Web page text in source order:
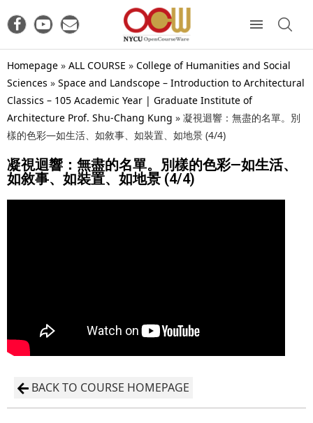
Homepage » ALL COURSE » College of Humanities and Social
Sciences » Space and Landscope – Introduction to Architectural
Classics – 105 Academic Year | Graduate Institute of
Architecture Prof. Shu-Chang Kung » 凝視迴響：無盡的名單。別
樣的色彩—如生活、如敘事、如裝置、如地景 (4/4)
凝視迴響：無盡的名單。別樣的色彩—如生活、
如敘事、如裝置、如地景 (4/4)
BACK TO COURSE HOMEPAGE